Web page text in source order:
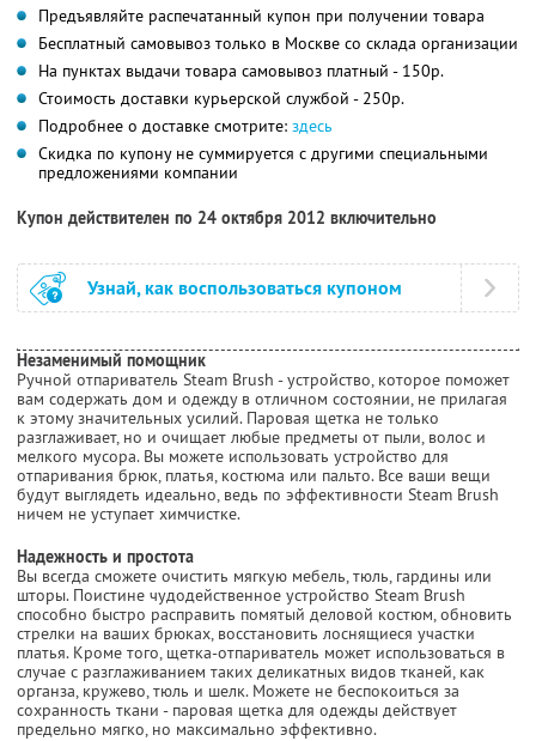
Предъявляйте распечатанный купон при получении товара
Бесплатный самовывоз только в Москве со склада организации
На пунктах выдачи товара самовывоз платный - 150р.
Стоимость доставки курьерской службой - 250р.
Подробнее о доставке смотрите: здесь
Скидка по купону не суммируется с другими специальными
предложениями компании
Купон действителен по 24 октября 2012 включительно
Узнай, как воспользоваться купоном
Незаменимый помощник
Ручной отпариватель Steam Brush - устройство, которое поможет
вам содержать дом и одежду в отличном состоянии, не прилагая
к этому значительных усилий. Паровая щетка не только
разглаживает, но и очищает любые предметы от пыли, волос и
мелкого мусора. Вы можете использовать устройство для
отпаривания брюк, платья, костюма или пальто. Все ваши вещи
будут выглядеть идеально, ведь по эффективности Steam Brush
ничем не уступает химчистке.
Надежность и простота
Вы всегда сможете очистить мягкую мебель, тюль, гардины или
шторы. Поистине чудодейственное устройство Steam Brush
способно быстро расправить помятый деловой костюм, обновить
стрелки на ваших брюках, восстановить лоснящиеся участки
платья. Кроме того, щетка-отпариватель может использоваться в
случае с разглаживанием таких деликатных видов тканей, как
органза, кружево, тюль и шелк. Можете не беспокоиться за
сохранность ткани - паровая щетка для одежды действует
предельно мягко, но максимально эффективно.